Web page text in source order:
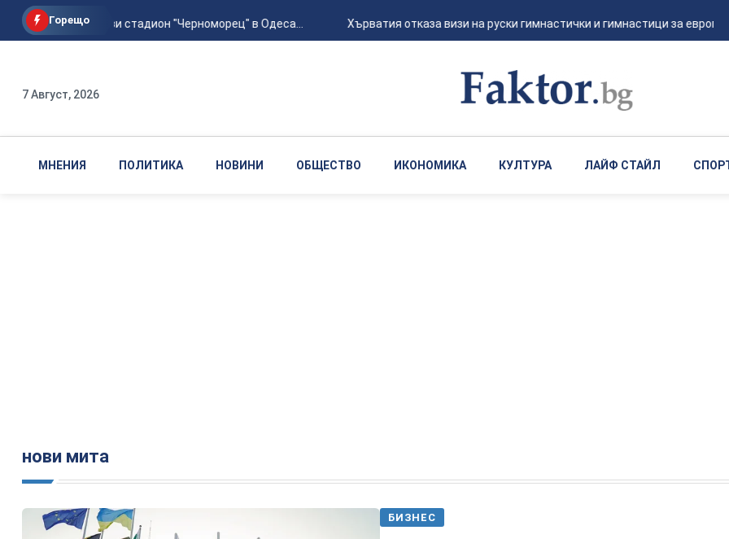
Горещо
Руска атака порази стадион "Черноморец" в Одеса... Хърватия отказа визи на руски гимнастички и гимнастици за
7 Август, 2026
МНЕНИЯ ПОЛИТИКА НОВИНИ ОБЩЕСТВО ИКОНОМИКА КУЛТУРА ЛАЙФ СТАЙЛ
нови мита
БИЗНЕС